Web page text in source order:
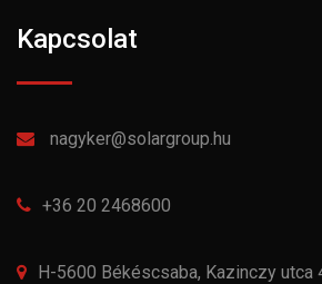
Kapcsolat
nagyker@solargroup.hu
+36 20 2468600
H-5600 Békéscsaba, Kazinczy utca